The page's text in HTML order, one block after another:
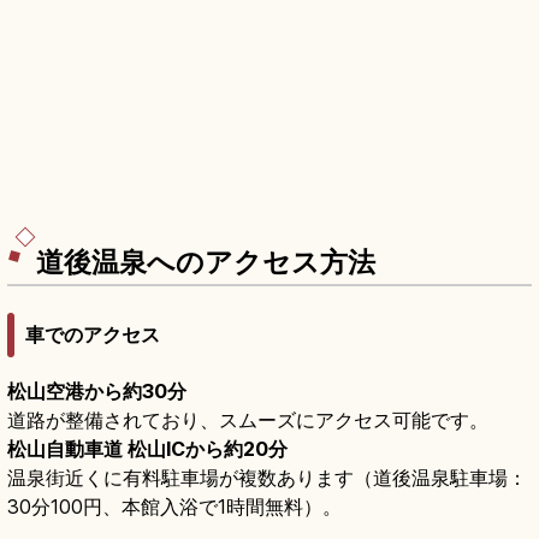
道後温泉へのアクセス方法
車でのアクセス
松山空港から約30分
道路が整備されており、スムーズにアクセス可能です。
松山自動車道 松山ICから約20分
温泉街近くに有料駐車場が複数あります（道後温泉駐車場：
30分100円、本館入浴で1時間無料）。